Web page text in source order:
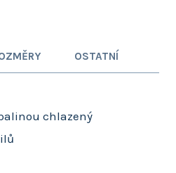
OSTATNÍ
chlazený